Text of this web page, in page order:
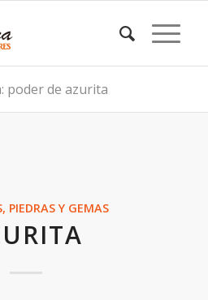
poder de azurita
PIEDRAS Y GEMAS